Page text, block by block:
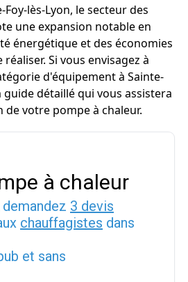
lès-Lyon, le secteur des
une expansion notable en
énergétique et des économies
Si vous envisagez à
d'équipement à Sainte-
guide détaillé qui vous assistera
votre pompe à chaleur.
à chaleur
3 devis
chauffagistes dans
et sans